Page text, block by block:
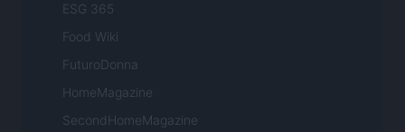
ESG 365
Food Wiki
FuturoDonna
HomeMagazine
SecondHomeMagazine